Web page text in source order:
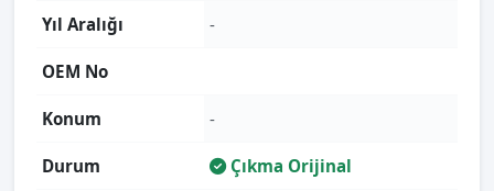
Yıl Aralığı -
OEM No
Konum -
Durum Çıkma Orijinal